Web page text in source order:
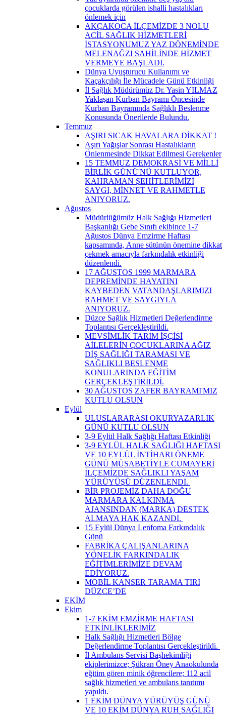
çocuklarda görülen ishalli hastalıkları
önlemek için
AKÇAKOCA İLÇEMİZDE 3 NOLU
ACİL SAĞLIK HİZMETLERİ
İSTASYONUMUZ YAZ DÖNEMİNDE
MELENAĞZI SAHİLİNDE HİZMET
VERMEYE BAŞLADI.
Dünya Uyuşturucu Kullanımı ve
Kaçakçılığı İle Mücadele Günü Etkinliği
İl Sağlık Müdürümüz Dr. Yasin YILMAZ
Yaklaşan Kurban Bayramı Öncesinde
Kurban Bayramında Sağlıklı Beslenme
Konusunda Önerilerde Bulundu.
Temmuz
AŞIRI SICAK HAVALARA DİKKAT !
Aşırı Yağışlar Sonrası Hastalıkların
Önlenmesinde Dikkat Edilmesi Gerekenler
15 TEMMUZ DEMOKRASİ VE MİLLİ
BİRLİK GÜNÜ'NÜ KUTLUYOR,
KAHRAMAN ŞEHİTLERİMİZİ
SAYGI, MİNNET VE RAHMETLE
ANIYORUZ.
Ağustos
Müdürlüğümüz Halk Sağlığı Hizmetleri
Başkanlığı Gebe Sınıfı ekibince 1-7
Ağustos Dünya Emzirme Haftası
kapsamında, Anne sütünün önemine dikkat
çekmek amacıyla farkındalık etkinliği
düzenlendi.
17 AĞUSTOS 1999 MARMARA
DEPREMİNDE HAYATINI
KAYBEDEN VATANDAŞLARIMIZI
RAHMET VE SAYGIYLA
ANIYORUZ.
Düzce Sağlık Hizmetleri Değerlendirme
Toplantısı Gerçekleştirildi.
MEVSİMLİK TARIM İŞÇİSİ
AİLELERİN ÇOCUKLARINA AĞIZ
DİŞ SAĞLIĞI TARAMASI VE
SAĞLIKLI BESLENME
KONULARINDA EĞİTİM
GERÇEKLEŞTİRİLDİ.
30 AĞUSTOS ZAFER BAYRAMI'MIZ
KUTLU OLSUN
Eylül
ULUSLARARASI OKURYAZARLIK
GÜNÜ KUTLU OLSUN
3-9 Eylül Halk Sağlığı Haftası Etkinliği
3-9 EYLÜL HALK SAĞLIĞI HAFTASI
VE 10 EYLÜL İNTİHARI ÖNEME
GÜNÜ MÜSABETİYLE CUMAYERİ
İLÇEMİZDE SAĞLIKLI YAŞAM
YÜRÜYÜŞÜ DÜZENLENDİ. ​
BİR PROJEMİZ DAHA DOĞU
MARMARA KALKINMA
AJANSINDAN (MARKA) DESTEK
ALMAYA HAK KAZANDI. ​
15 Eylül Dünya Lenfoma Farkındalık
Günü
FABRİKA ÇALIŞANLARINA
YÖNELİK FARKINDALIK
EĞİTİMLERİMİZE DEVAM
EDİYORUZ.
MOBİL KANSER TARAMA TIRI
DÜZCE’DE
EKİM
Ekim
1-7 EKİM EMZİRME HAFTASI
ETKİNLİKLERİMİZ
Halk Sağlığı Hizmetleri Bölge
Değerlendirme Toplantısı Gerçekleştirildi. ​
İl Ambulans Servisi Başhekimliği
ekiplerimizce; Şükran Öney Anaokulunda
eğitim gören minik öğrencilere; 112 acil
sağlık hizmetleri ve ambulans tanıtımı
yapıldı.
1 EKİM DÜNYA YÜRÜYÜŞ GÜNÜ
VE 10 EKİM DÜNYA RUH SAĞLIĞI